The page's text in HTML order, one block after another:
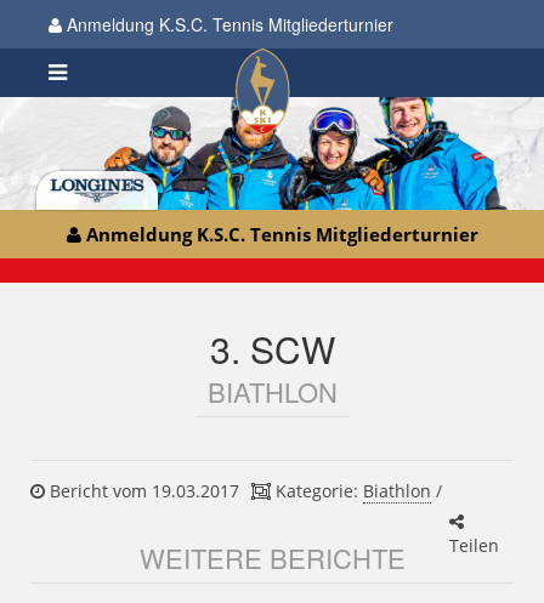
Anmeldung K.S.C. Tennis Mitgliederturnier
Anmeldung K.S.C. Tennis Mitgliederturnier
3. SCW
BIATHLON
Bericht vom 19.03.2017 Kategorie: Biathlon /
Teilen
WEITERE BERICHTE